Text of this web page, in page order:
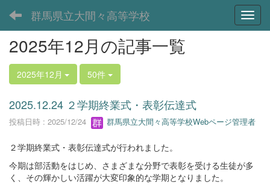
群馬県立大間々高等学校
2025年12月の記事一覧
2025年12月 50件
2025.12.24 ２学期終業式・表彰伝達式
投稿日時 : 2025/12/24 群馬県立大間々高等学校Webページ管理者
２学期終業式・表彰伝達式が行われました。
今期は部活動をはじめ、さまざまな分野で表彰を受ける生徒が多
く、その輝かしい活躍が大変印象的な学期となりました。